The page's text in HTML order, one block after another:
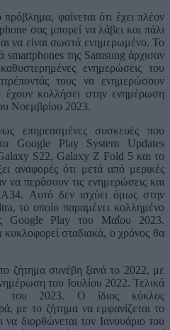
φαίνεται ότι έχει πλέον
σας μπορεί να λάβει και πάλι
να είναι σωστά ενημερωμένο. Το
smartphones της Samsung άρχισαν
ενημερώσεις του
τους να ενημερώσουν
κολλήσει στην ενημέρωση
Νοεμβρίου 2023.
επηρεασμένες συσκευές που
Google Play System Updates
S22, Galaxy Z Fold 5 και το
αναφορές ότι μετά από μερικές
να περάσουν τις ενημερώσεις και
Αυτό δεν ισχύει όμως στην
το οποίο παραμένει κολλημένο
Google Play του Μαΐου 2023.
σταδιακά, ο χρόνος θα
ζήτημα συνέβη ξανά το 2022, με
του Ιουλίου 2022. Τελικά
του 2023. Ο ίδιος κύκλος
με το ζήτημα να εμφανίζεται το
διορθώνεται τον Ιανουάριο του